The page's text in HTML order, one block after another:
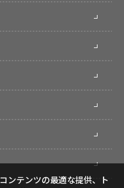
ンテンツの最適な提供、ト